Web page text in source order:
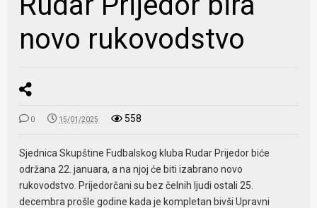
novo rukovodstvo
0 15/01/2025 558
Sjednica Skupštine Fudbalskog kluba Rudar Prijedor biće
održana 22. januara, a na njoj će biti izabrano novo
rukovodstvo. Prijedorčani su bez čelnih ljudi ostali 25.
decembra prošle godine kada je kompletan bivši Upravni